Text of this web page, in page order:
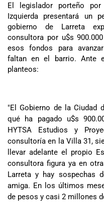
El legislador porteño
Izquierda presentará un
gobierno de Larreta
consultora por u$s
esos fondos para
faltan en el barrio. Ante
planteos:
"El Gobierno de la Ciudad
qué ha pagado u$s
HYTSA Estudios y
consultoría en la Villa 31,
llevar adelante el propio
consultora figura ya en
Larreta y hay sospechas
amiga. En los últimos
de pesos y casi 2 millones